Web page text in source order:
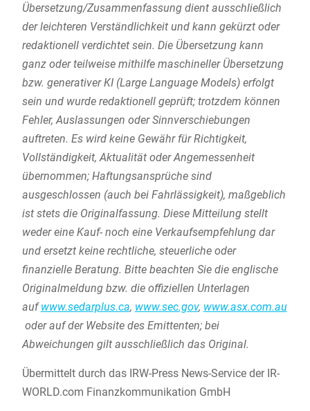
Übersetzung/Zusammenfassung dient ausschließlich
der leichteren Verständlichkeit und kann gekürzt oder
redaktionell verdichtet sein. Die Übersetzung kann
ganz oder teilweise mithilfe maschineller Übersetzung
bzw. generativer KI (Large Language Models) erfolgt
sein und wurde redaktionell geprüft; trotzdem können
Fehler, Auslassungen oder Sinnverschiebungen
auftreten. Es wird keine Gewähr für Richtigkeit,
Vollständigkeit, Aktualität oder Angemessenheit
übernommen; Haftungsansprüche sind
ausgeschlossen (auch bei Fahrlässigkeit), maßgeblich
ist stets die Originalfassung. Diese Mitteilung stellt
weder eine Kauf- noch eine Verkaufsempfehlung dar
und ersetzt keine rechtliche, steuerliche oder
finanzielle Beratung. Bitte beachten Sie die englische
Originalmeldung bzw. die offiziellen Unterlagen
aufwww.sedarplus.ca, www.sec.gov, www.asx.com.au
oder auf der Website des Emittenten; bei
Abweichungen gilt ausschließlich das Original.
Übermittelt durch das IRW-Press News-Service der IR-
WORLD.com Finanzkommunikation GmbH